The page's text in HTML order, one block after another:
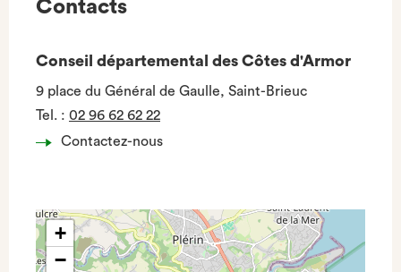
Contacts
Conseil départemental des Côtes d'Armor
9 place du Général de Gaulle, Saint-Brieuc
Tel. : 02 96 62 62 22
Contactez-nous
+
−